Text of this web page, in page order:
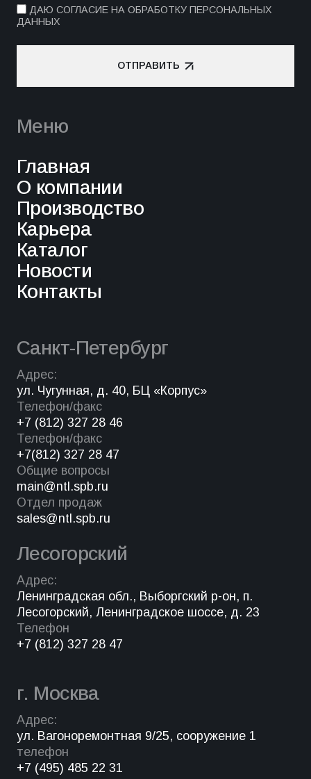
ДАЮ СОГЛАСИЕ НА ОБРАБОТКУ ПЕРСОНАЛЬНЫХ
ДАННЫХ
ОТПРАВИТЬ
ОТПРАВИТЬ
Меню
Главная
О компании
Производство
Карьера
Каталог
Новости
Контакты
Санкт-Петербург
Адрес:
ул. Чугунная, д. 40, БЦ «Корпус»
Телефон/факс
+7 (812) 327 28 46
Телефон/факс
+7(812) 327 28 47
Общие вопросы
main@ntl.spb.ru
Отдел продаж
sales@ntl.spb.ru
Лесогорский
Адрес:
Ленинградская обл., Выборгский р-он, п.
Лесогорский, Ленинградское шоссе, д. 23
Телефон
+7 (812) 327 28 47
г. Москва
Адрес:
ул. Вагоноремонтная 9/25, сооружение 1
телефон
+7 (495) 485 22 31